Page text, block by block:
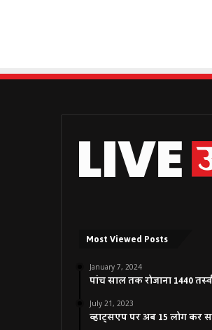
Most Viewed Posts
January 7, 2024
पांच साल तक रोजाना 1440
July 21, 2023
व्हाट्सएप पर अब 15 लोग कर